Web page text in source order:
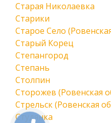
Старая Николаевка
Старики
Старое Село
Старый Корец
Степангород
Степань
Столпин
Сторожев (Ровенская
Стрельск (Ровенская
Студянка